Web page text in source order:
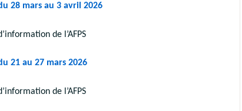
28 mars au 3 avril 2026
de l’AFPS
21 au 27 mars 2026
de l’AFPS